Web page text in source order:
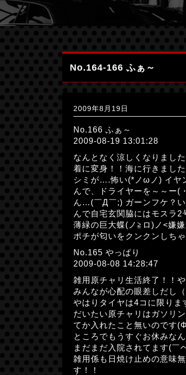
No.164-166 ふぁ～
2009年8月19日
No.166 ふぁ～
2009-08-19 13:01:28
なんとなく涼しくなりまし
着に変身！！海に行きました
シミが….怖い(*ノωノ) イ
んで、ドライヤーを～～ー
ん…(￣Д￣;) ガーンフケ？
んで自宅玄関脇にはモスラ2
薄緑の巨大蝶(ノ≧ロ)ノ<嫌
ポチが匂いをクンクンしち
No.165 やっぱり
2009-08-08 14:28:47
雑用原チャリ生活終了！！
みんなが心配の眼差しだし（
やはりタイヤは4コに限りま
だいたい原チャリはガソリ
てか入れたこと無いのです
ところでもうすぐお休みな
まだまだ入院されてます(￣
雑用係も日焼け止めの意味
す！！